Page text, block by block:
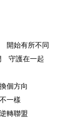
始有所不同
守護在一起
個方向
一樣
轉聯盟